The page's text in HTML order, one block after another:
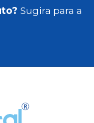
Sugira para a